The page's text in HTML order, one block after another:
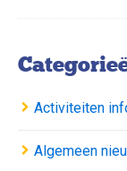
Activiteiten
Algemeen